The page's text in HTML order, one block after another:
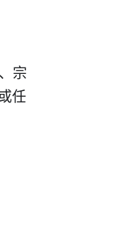
宗
任